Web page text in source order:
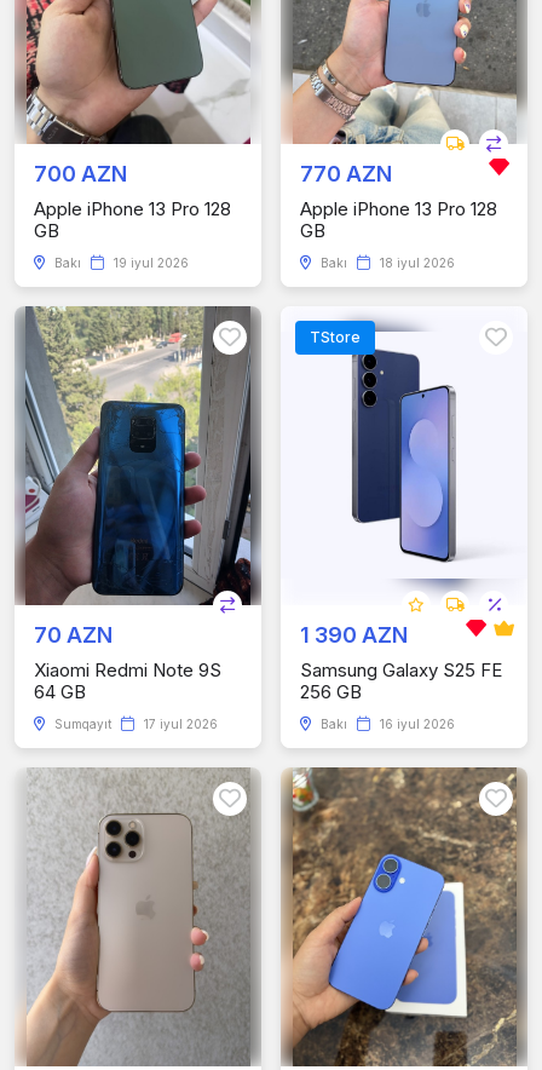
700 AZN
Apple iPhone 13 Pro 128
GB
Bakı 19 iyul 2026
770 AZN
Apple iPhone 13 Pro 128
GB
Bakı 18 iyul 2026
70 AZN
Xiaomi Redmi Note 9S
64 GB
Sumqayıt 17 iyul 2026
TStore
1 390 AZN
Samsung Galaxy S25 FE
256 GB
Bakı 16 iyul 2026